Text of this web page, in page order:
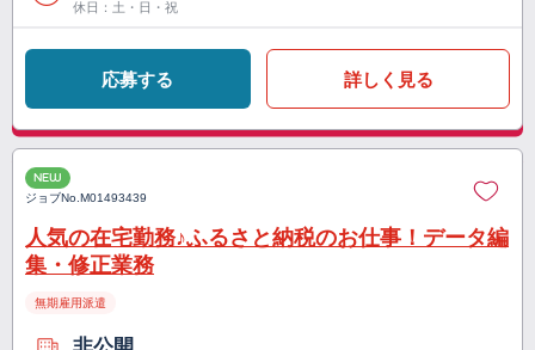
休日：土・日・祝
応募する 詳しく見る
NEW
ジョブNo.M01493439
人気の在宅勤務♪ふるさと納税のお仕事！データ編
集・修正業務
無期雇用派遣